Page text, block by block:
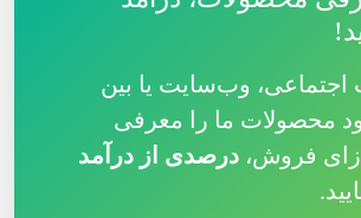
وب‌سایت یا بین
محصولات ما را معرفی
فروش، درصدی از درآمد